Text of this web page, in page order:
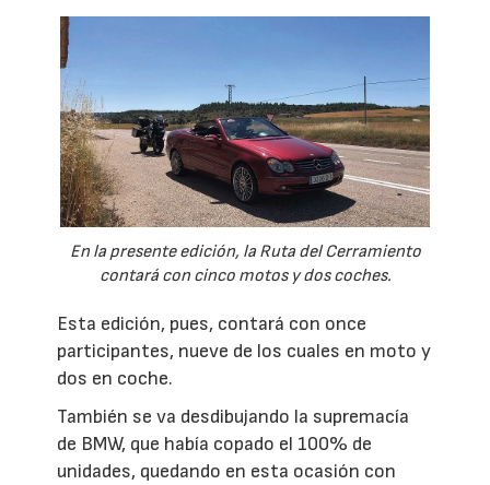
En la presente edición, la Ruta del Cerramiento
contará con cinco motos y dos coches.
Esta edición, pues, contará con once
participantes, nueve de los cuales en moto y
dos en coche.
También se va desdibujando la supremacía
de BMW, que había copado el 100% de
unidades, quedando en esta ocasión con